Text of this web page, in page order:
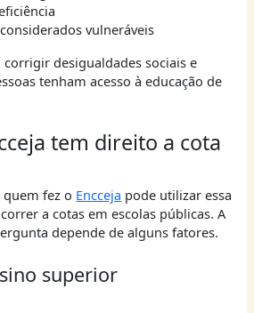
vulneráveis
corrigir desigualdades sociais e
tenham acesso à educação de
tem direito a cota
quem fez o Encceja pode utilizar essa
a cotas em escolas públicas. A
depende de alguns fatores.
superior